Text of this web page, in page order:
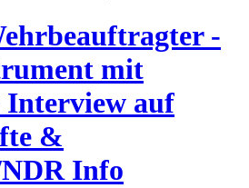
-
mit
auf
&
Info